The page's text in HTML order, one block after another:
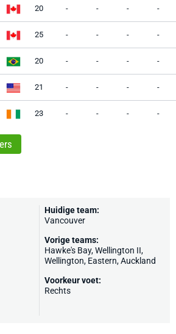
20 - - - -
25 - - - -
20 - - - -
21 - - - -
23 - - - -
Huidige team:
Vancouver
Vorige teams:
Hawke's Bay, Wellington II,
Wellington, Eastern, Auckland
Voorkeur voet:
Rechts